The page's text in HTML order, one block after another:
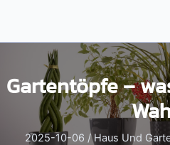
springen
Gartentöpfe –
2025-10-06 /Haus Und